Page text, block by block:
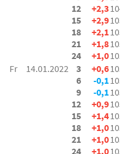
12
15
18
21
24
+2,3
+2,9
+2,1
+1,8
+1,0
Fr
14.01.2022
3
6
9
12
15
18
21
24
+0,6
-0,1
-0,1
+0,9
+1,4
+1,0
+1,0
+1,0